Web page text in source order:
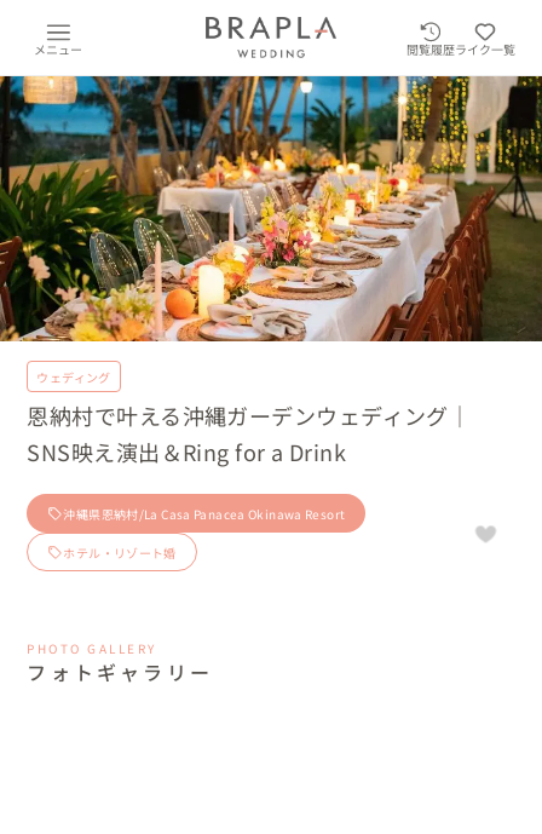
メニュー 閲覧履歴ライク一覧
ウェディング
恩納村で叶える沖縄ガーデンウェディング｜
SNS映え演出＆Ring for a Drink
沖縄県恩納村/La Casa Panacea Okinawa Resort
ホテル・リゾート婚
PHOTO GALLERY
フォトギャラリー